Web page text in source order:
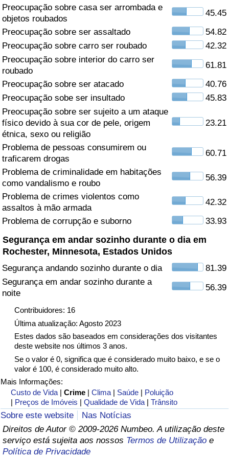
Preocupação sobre casa ser arrombada e
objetos roubados
45.45
Preocupação sobre ser assaltado
54.82
Preocupação sobre carro ser roubado
42.32
Preocupação sobre interior do carro ser
roubado
61.81
Preocupação sobre ser atacado
40.76
Preocupação sobe ser insultado
45.83
Preocupação sobre ser sujeito a um ataque
físico devido à sua cor de pele, origem
étnica, sexo ou religião
23.21
Problema de pessoas consumirem ou
traficarem drogas
60.71
Problema de criminalidade em habitações
como vandalismo e roubo
56.39
Problema de crimes violentos como
assaltos à mão armada
42.32
Problema de corrupção e suborno
33.93
Segurança em andar sozinho durante o dia em
Rochester, Minnesota, Estados Unidos
Segurança andando sozinho durante o dia
81.39
Segurança em andar sozinho durante a
noite
56.39
Contribuidores: 16
Última atualização: Agosto 2023
Estes dados são baseados em considerações dos visitantes
deste website nos últimos 3 anos.
Se o valor é 0, significa que é considerado muito baixo, e se o
valor é 100, é considerado muito alto.
Mais Informações:
Custo de Vida |Crime |Clima | Saúde | Poluição
| Preços de Imóveis |Qualidade de Vida |Trânsito
Sobre este website
Nas Notícias
Direitos de Autor © 2009-2026 Numbeo. A utilização deste
serviço está sujeita aos nossos Termos de Utilização e
Política de Privacidade
Saúde
Indicador de Saúde (Atual)
Indicador de Saúde
Indicador de Saúde por País
Poluição
Indicador de Poluição (Atual)
Índice de poluição
Indicador de Poluição por País
Trânsito
Indicador de Trânsito
Indicador de Trânsito (Atual)
Indicador de Trânsito por País